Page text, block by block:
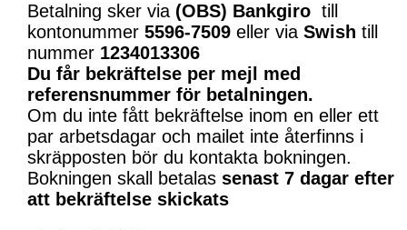
Betalning sker via (OBS) Bankgiro till
kontonummer 5596-7509 eller via Swish till
nummer 1234013306
Du får bekräftelse per mejl med
referensnummer för betalningen.
Om du inte fått bekräftelse inom en eller ett
par arbetsdagar och mailet inte återfinns i
skräpposten bör du kontakta bokningen.
Bokningen skall betalas senast 7 dagar efter
att bekräftelse skickats